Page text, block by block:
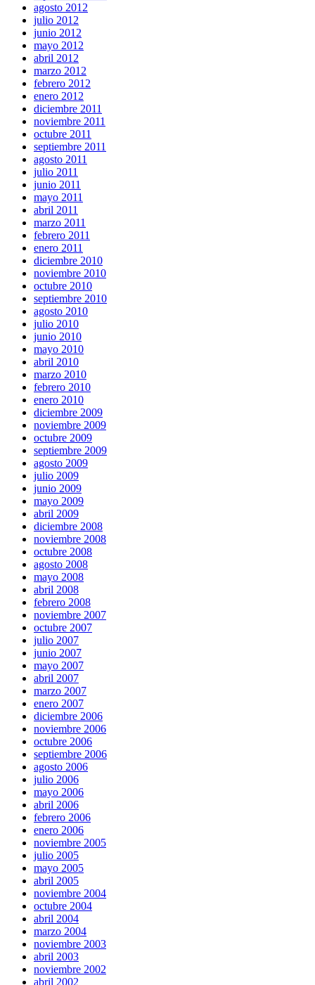
agosto 2012
julio 2012
junio 2012
mayo 2012
abril 2012
marzo 2012
febrero 2012
enero 2012
diciembre 2011
noviembre 2011
octubre 2011
septiembre 2011
agosto 2011
julio 2011
junio 2011
mayo 2011
abril 2011
marzo 2011
febrero 2011
enero 2011
diciembre 2010
noviembre 2010
octubre 2010
septiembre 2010
agosto 2010
julio 2010
junio 2010
mayo 2010
abril 2010
marzo 2010
febrero 2010
enero 2010
diciembre 2009
noviembre 2009
octubre 2009
septiembre 2009
agosto 2009
julio 2009
junio 2009
mayo 2009
abril 2009
diciembre 2008
noviembre 2008
octubre 2008
agosto 2008
mayo 2008
abril 2008
febrero 2008
noviembre 2007
octubre 2007
julio 2007
junio 2007
mayo 2007
abril 2007
marzo 2007
enero 2007
diciembre 2006
noviembre 2006
octubre 2006
septiembre 2006
agosto 2006
julio 2006
mayo 2006
abril 2006
febrero 2006
enero 2006
noviembre 2005
julio 2005
mayo 2005
abril 2005
noviembre 2004
octubre 2004
abril 2004
marzo 2004
noviembre 2003
abril 2003
noviembre 2002
abril 2002